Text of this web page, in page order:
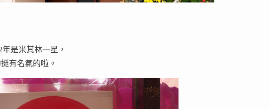
是米其林一星，
有名氣的啦。